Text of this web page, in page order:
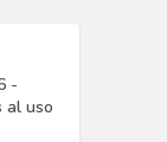
-
al uso